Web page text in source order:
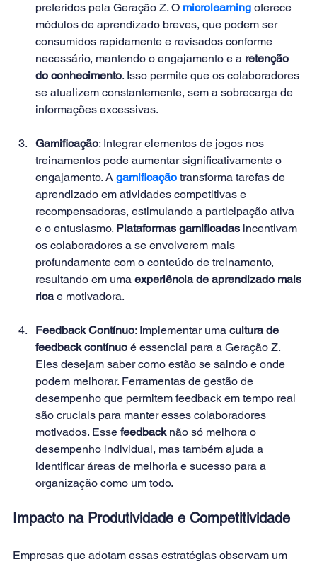
preferidos pela Geração Z. O microlearning oferece
módulos de aprendizado breves, que podem ser
consumidos rapidamente e revisados conforme
necessário, mantendo o engajamento e a retenção
do conhecimento. Isso permite que os colaboradores
se atualizem constantemente, sem a sobrecarga de
informações excessivas.
Gamificação: Integrar elementos de jogos nos
treinamentos pode aumentar significativamente o
engajamento. A gamificação transforma tarefas de
aprendizado em atividades competitivas e
recompensadoras, estimulando a participação ativa
e o entusiasmo. Plataformas gamificadas incentivam
os colaboradores a se envolverem mais
profundamente com o conteúdo de treinamento,
resultando em uma experiência de aprendizado mais
rica e motivadora.
Feedback Contínuo: Implementar uma cultura de
feedback contínuo é essencial para a Geração Z.
Eles desejam saber como estão se saindo e onde
podem melhorar. Ferramentas de gestão de
desempenho que permitem feedback em tempo real
são cruciais para manter esses colaboradores
motivados. Esse feedback não só melhora o
desempenho individual, mas também ajuda a
identificar áreas de melhoria e sucesso para a
organização como um todo.
Impacto na Produtividade e Competitividade
Empresas que adotam essas estratégias observam um